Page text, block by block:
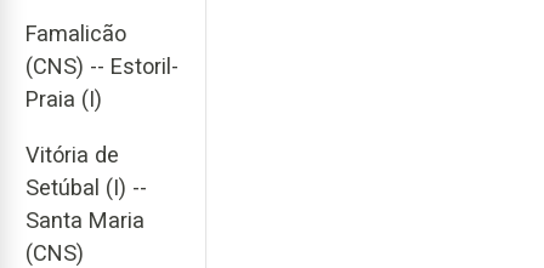
Famalicão
(CNS) -- Estoril-
Praia (I)
Vitória de
Setúbal (I) --
Santa Maria
(CNS)